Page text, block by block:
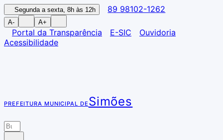
Segunda a sexta, 8h às 12h 89 98102-1262
A- A+
Portal da Transparência E-SIC
Ouvidoria
Acessibilidade
PREFEITURA MUNICIPAL DE Simões